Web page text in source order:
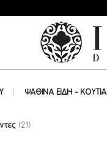
ΨΑΘΙΝΑ ΕΙΔΗ - ΚΟΥΤΙΑ
(21)